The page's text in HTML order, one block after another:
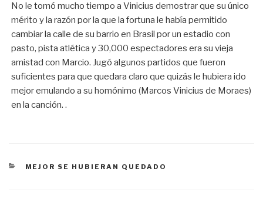
No le tomó mucho tiempo a Vinicius demostrar que su único
mérito y la razón por la que la fortuna le había permitido
cambiar la calle de su barrio en Brasil por un estadio con
pasto, pista atlética y 30,000 espectadores era su vieja
amistad con Marcio. Jugó algunos partidos que fueron
suficientes para que quedara claro que quizás le hubiera ido
mejor emulando a su homónimo (Marcos Vinicius de Moraes)
en la canción. .
CATEGORÍAS
MEJOR SE HUBIERAN QUEDADO